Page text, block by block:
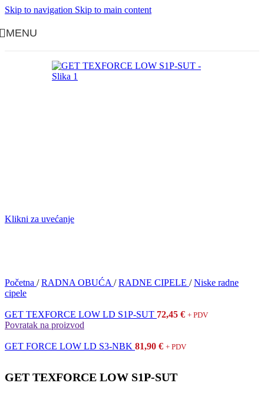
Skip to navigation Skip to main content
MENU
Klikni za uvećanje
Početna / RADNA OBUĆA / RADNE CIPELE / Niske radne
cipele
GET TEXFORCE LOW LD S1P-SUT 72,45 € + PDV
Povratak na proizvod
GET FORCE LOW LD S3-NBK 81,90 € + PDV
GET TEXFORCE LOW S1P-SUT